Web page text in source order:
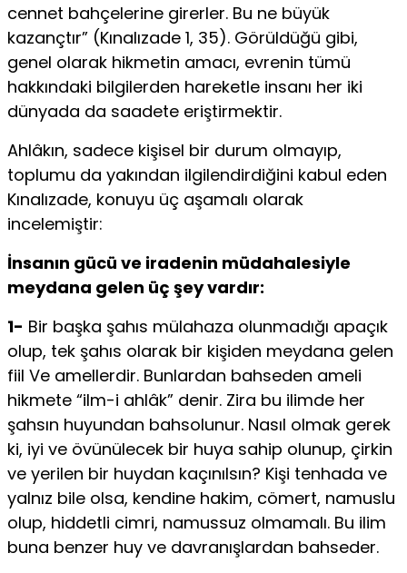
cen­net bahçelerine girerler. Bu ne büyük
kazançtır” (Kınalızade 1, 35). Görüldüğü gi­bi,
genel olarak hikmetin amacı, evrenin tümü
hakkındaki bilgilerden hareketle in­sanı her iki
dünyada da saadete eriştirmektir.
Ahlâkın, sadece kişisel bir durum olmayıp,
toplumu da yakından ilgilendirdi­ğini kabul eden
Kınalızade, konuyu üç aşamalı olarak
incelemiştir:
İnsanın gücü ve iradenin müdahalesiyle
meydana gelen üç şey vardır:
1- Bir başka şahıs müla­haza olunmadığı apaçık
olup, tek şahıs olarak bir kişiden meydana gelen
fiil Ve amellerdir. Bunlardan bahseden ameli
hikmete “ilm-i ahlâk” denir. Zira bu ilimde her
şahsın huyundan bahsolunur. Nasıl olmak gerek
ki, iyi ve övünülecek bir hu­ya sahip olunup, çirkin
ve yerilen bir huydan kaçınılsın? Kişi tenhada ve
yalnız bile olsa, kendine hakim, cömert, namuslu
olup, hiddetli cimri, namussuz olma­malı. Bu ilim
buna benzer huy ve davranışlardan bahseder.